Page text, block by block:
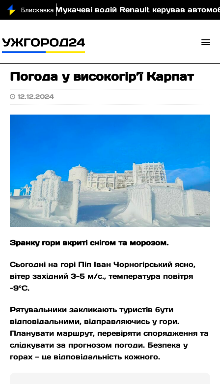
У Мукачеві водій Renault керував
Погода у високогір’ї Карпат
12.12.2024
Зранку гори вкриті снігом та морозом.
Сьогодні на горі Піп Іван Чорногірський ясно,
вітер західний 3-5 м/с., температура повітря
-9°С.
Рятувальники закликають туристів бути
відповідальними, відправляючись у гори.
Планувати маршрут, перевіряти спорядження та
слідкувати за прогнозом погоди. Безпека у
горах — це відповідальність кожного.